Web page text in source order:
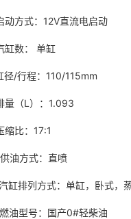
动方式：12V直流电启动
缸数： 单缸
径/行程：110/115mm
量（L）：1.093
缩比：17:1
供油方式：直喷
缸排列方式：单缸，卧式，
油型号：国产0#轻柴油